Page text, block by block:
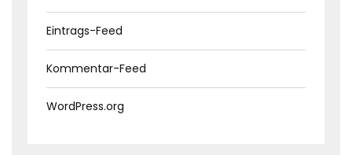
Eintrags-Feed
Kommentar-Feed
WordPress.org